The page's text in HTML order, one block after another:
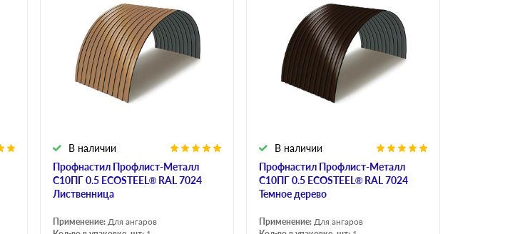
Профнастил Профлист-Металл
C10ПГ 0.5 ECOSTEEL® RAL 7024
Лиственница
В наличии
Применение: Для ангаров
Профнастил Профлист-Металл
C10ПГ 0.5 ECOSTEEL® RAL 7024
Темное дерево
В наличии
Применение: Для ангаров